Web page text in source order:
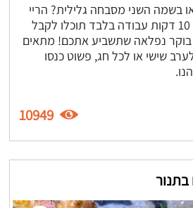
בשמה השני מסבחה גלילית? הריי
לכם מתכון נפלא - תוך 10 דקות עבודה בלבד תוכלו לקבל
נפלאה שתשביע אתכם! מתאים
שישי או לכל חג, פשוט כנסו
10949